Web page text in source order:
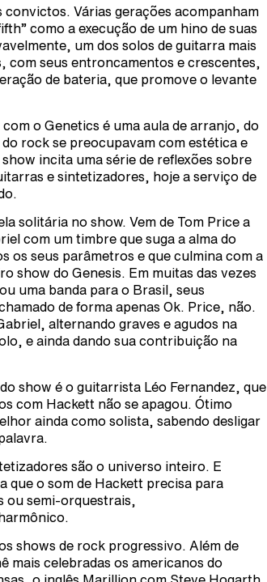
Várias gerações acompanham
como a execução de um hino de suas
um dos solos de guitarra mais
com seus entroncamentos e crescentes,
de bateria, que promove o levante
o Genetics é uma aula de arranjo, do
rock se preocupavam com estética e
incita uma série de reflexões sobre
e sintetizadores, hoje a serviço de
solitária no show. Vem de Tom Price a
com um timbre que suga a alma do
os seus parâmetros e que culmina com a
show do Genesis. Em muitas das vezes
uma banda para o Brasil, seus
de forma apenas Ok. Price, não.
alternando graves e agudos na
e ainda dando sua contribuição na
show é o guitarrista Léo Fernandez, que
com Hackett não se apagou. Ótimo
ainda como solista, sabendo desligar
são o universo inteiro. E
que o som de Hackett precisa para
ou semi-orquestrais,
shows de rock progressivo. Além de
mais celebradas os americanos do